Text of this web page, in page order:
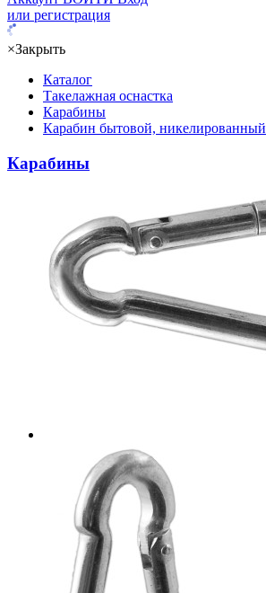
или регистрация
×Закрыть
Каталог
Такелажная оснастка
Карабины
Карабин бытовой, никелированный
Карабины